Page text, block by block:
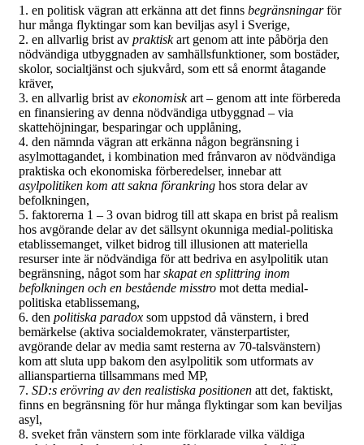
1. en politisk vägran att erkänna att det finns begränsningarför
hur många flyktingar som kan beviljas asyl i Sverige,
2. en allvarlig brist av praktiskart genom att inte påbörja den
nödvändiga utbyggnaden av samhällsfunktioner, som bostäder,
skolor, socialtjänst och sjukvård, som ett så enormt åtagande
kräver,
3. en allvarlig brist av ekonomiskart – genom att inte förbereda
en finansiering av denna nödvändiga utbyggnad – via
skattehöjningar, besparingar och upplåning,
4. den nämnda vägran att erkänna någon begränsning i
asylmottagandet, i kombination med frånvaron av nödvändiga
praktiska och ekonomiska förberedelser, innebar att
asylpolitiken kom att sakna förankring hos stora delar av
befolkningen,
5. faktorerna 1 – 3 ovan bidrog till att skapa en brist på realism
hos avgörande delar av det sällsynt okunniga medial-politiska
etablissemanget, vilket bidrog till illusionen att materiella
resurser inte är nödvändiga för att bedriva en asylpolitik utan
begränsning, något som harskapat en splittring inom
befolkningen och en bestående misstro mot detta medial-
politiska etablissemang,
6. den politiska paradox som uppstod då vänstern, i bred
bemärkelse (aktiva socialdemokrater, vänsterpartister,
avgörande delar av media samt resterna av 70-talsvänstern)
kom att sluta upp bakom den asylpolitik som utformats av
allianspartierna tillsammans med MP,
7. SD:s erövring av den realistiska positionen att det, faktiskt,
finns en begränsning för hur många flyktingar som kan beviljas
asyl,
8. sveket från vänstern som inte förklarade vilka väldiga